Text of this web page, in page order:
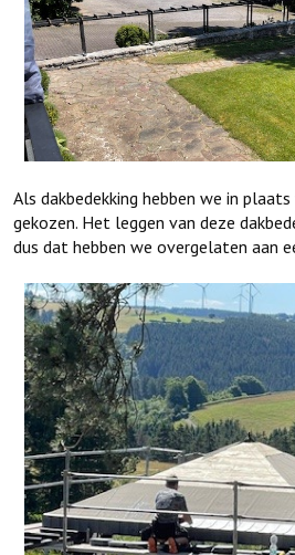
Als dakbedekking hebben we in
gekozen. Het leggen van deze
dus dat hebben we overgelaten aan